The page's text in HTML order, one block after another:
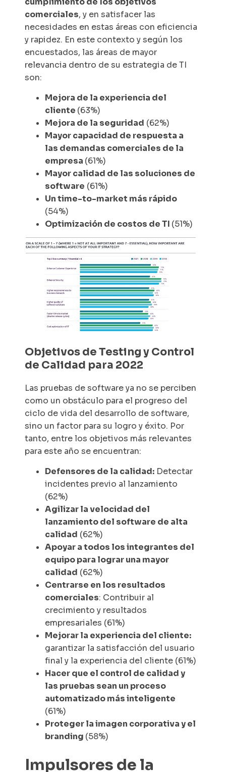
comerciales, y en satisfacer las
necesidades en estas áreas con eficiencia
y rapidez. En este contexto y según los
encuestados, las áreas de mayor
relevancia dentro de su estrategia de TI
son:
Mejora de la experiencia del
cliente (63%)
Mejora de la seguridad (62%)
Mayor capacidad de respuesta a
las demandas comerciales de la
empresa (61%)
Mayor calidad de las soluciones de
software (61%)
Un time-to-market más rápido
(54%)
Optimización de costos de TI (51%)
Objetivos de Testing y Control
de Calidad para 2022
Las pruebas de software ya no se perciben
como un obstáculo para el progreso del
ciclo de vida del desarrollo de software,
sino un factor para su logro y éxito. Por
tanto, entre los objetivos más relevantes
para este año se encuentran:
Defensores de la calidad: Detectar
incidentes previo al lanzamiento
(62%)
Agilizar la velocidad del
lanzamiento del software de alta
calidad (62%)
Apoyar a todos los integrantes del
equipo para lograr una mayor
calidad (62%)
Centrarse en los resultados
comerciales: Contribuir al
crecimiento y resultados
empresariales (61%)
Mejorar la experiencia del cliente:
garantizar la satisfacción del usuario
final y la experiencia del cliente (61%)
Hacer que el control de calidad y
las pruebas sean un proceso
automatizado más inteligente
(61%)
Proteger la imagen corporativa y el
branding (58%)
Impulsores de la